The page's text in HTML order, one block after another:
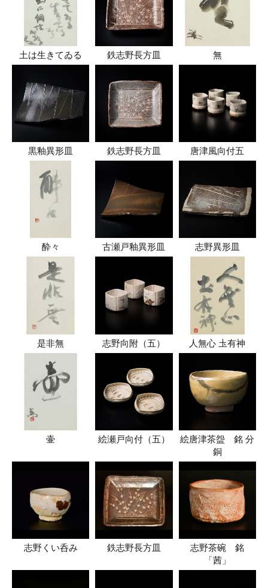
土は生きてゐる 鉄志野長方皿 無
黒釉異形皿 鉄志野長方皿 唐津風向付五
酔々 古瀬戸釉異形皿 志野異形皿
是非無 志野向附（五） 人無心 圡有神
壷 絵瀬戸向付（五）
絵唐津茶盌 銘 分
銅
志野くい呑み 鉄志野長方皿
志野茶碗 銘
「茜」